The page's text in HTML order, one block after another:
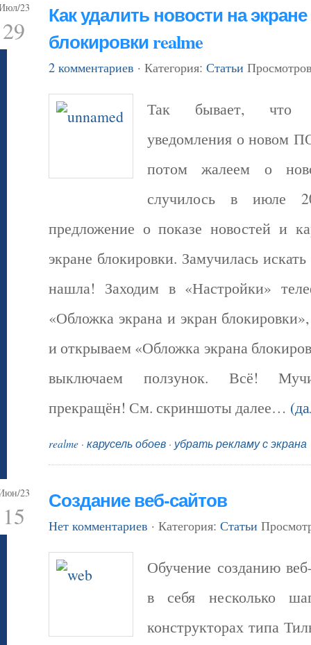
23
29
Как удалить новости на экране
блокировки realme
2 комментариев · Категория: Статьи
Так бывает, что
уведомления о новом
потом жалеем о
случилось в июле
предложение о показе новостей и
экране блокировки. Замучилась
нашла! Заходим в «Настройки»
«Обложка экрана и экран
и открываем «Обложка экрана
выключаем ползунок. Всё!
прекращён! См. скриншоты далее…
realme · карусель обоев · убрать рекламу с экрана
23
15
Создание веб-сайтов
Нет комментариев · Категория: Статьи
Обучение созданию
в себя несколько
конструкторах типа